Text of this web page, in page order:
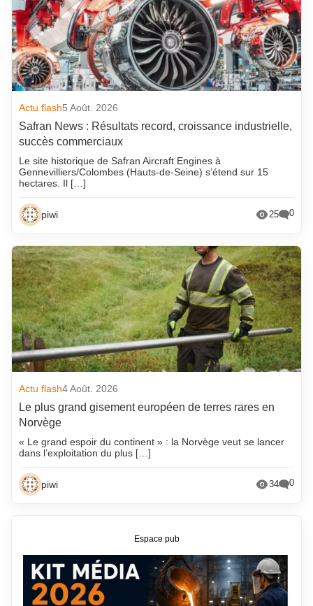
Actu flash5 Août. 2026
Safran News : Résultats record, croissance industrielle,
succès commerciaux
Le site historique de Safran Aircraft Engines à
Gennevilliers/Colombes (Hauts-de-Seine) s’étend sur 15
hectares. Il […]
piwi 25 0
Actu flash4 Août. 2026
Le plus grand gisement européen de terres rares en
Norvège
« Le grand espoir du continent » : la Norvège veut se lancer
dans l’exploitation du plus […]
piwi 34 0
Espace pub